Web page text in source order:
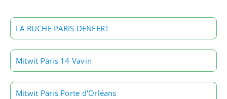
LA RUCHE PARIS DENFERT
Mitwit Paris 14 Vavin
Mitwit Paris Porte d'Orléans